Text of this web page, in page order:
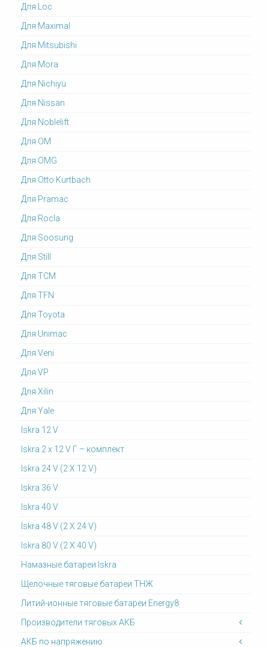
Для Loc
Для Maximal
Для Mitsubishi
Для Mora
Для Nichiyu
Для Nissan
Для Noblelift
Для OM
Для OMG
Для Otto Kurtbach
Для Pramac
Для Rocla
Для Soosung
Для Still
Для TCM
Для TFN
Для Toyota
Для Unimac
Для Veni
Для VP
Для Xilin
Для Yale
Iskra 12 V
Iskra 2 x 12 V Г – комплект
Iskra 24 V (2 X 12 V)
Iskra 36 V
Iskra 40 V
Iskra 48 V (2 X 24 V)
Iskra 80 V (2 X 40 V)
Намазные батареи Iskra
Щелочные тяговые батареи ТНЖ
Литий-ионные тяговые батареи Energy8
Производители тяговых АКБ
АКБ по напряжению